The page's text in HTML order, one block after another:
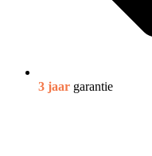
3 jaar garantie